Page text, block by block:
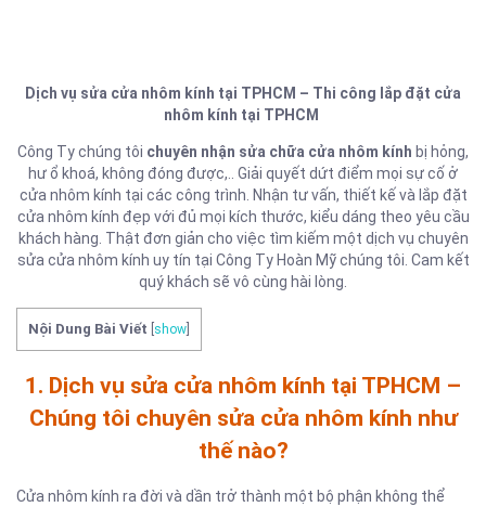
Dịch vụ sửa cửa nhôm kính tại TPHCM – Thi công lắp đặt cửa
nhôm kính tại TPHCM
Công Ty chúng tôi chuyên nhận sửa chữa cửa nhôm kính bị hỏng,
hư ổ khoá, không đóng được,.. Giải quyết dứt điểm mọi sự cố ở
cửa nhôm kính tại các công trình. Nhận tư vấn, thiết kế và lắp đặt
cửa nhôm kính đẹp với đủ mọi kích thước, kiểu dáng theo yêu cầu
khách hàng. Thật đơn giản cho việc tìm kiếm một dịch vụ chuyên
sửa cửa nhôm kính uy tín tại Công Ty Hoàn Mỹ chúng tôi. Cam kết
quý khách sẽ vô cùng hài lòng.
Nội Dung Bài Viết show
1. Dịch vụ sửa cửa nhôm kính tại TPHCM –
Chúng tôi chuyên sửa cửa nhôm kính như
thế nào?
Cửa nhôm kính ra đời và dần trở thành một bộ phận không thể